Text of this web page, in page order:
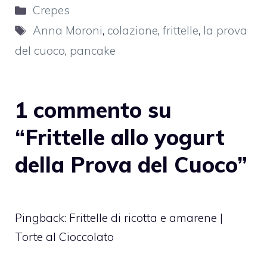
Categorie
Crepes
Tag
Anna Moroni, colazione,frittelle, la prova
del cuoco, pancake
1 commento su
“Frittelle allo yogurt
della Prova del Cuoco”
Pingback: Frittelle di ricotta e amarene |
Torte al Cioccolato